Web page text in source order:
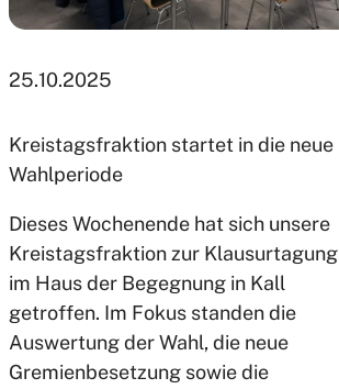
25.10.2025
Kreistagsfraktion startet in die neue
Wahlperiode
Dieses Wochenende hat sich unsere
Kreistagsfraktion zur Klausurtagung
im Haus der Begegnung in Kall
getroffen. Im Fokus standen die
Auswertung der Wahl, die neue
Gremienbesetzung sowie die